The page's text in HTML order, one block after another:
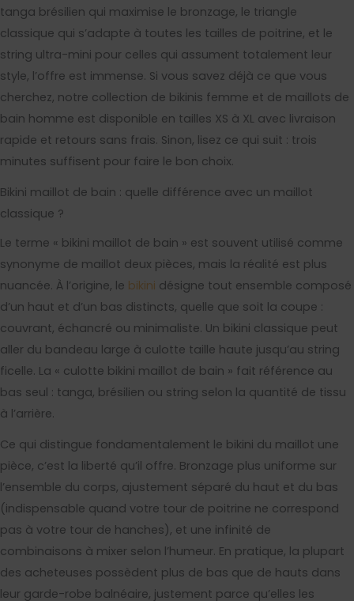
tanga brésilien qui maximise le bronzage, le triangle
classique qui s’adapte à toutes les tailles de poitrine, et le
string ultra-mini pour celles qui assument totalement leur
style, l’offre est immense. Si vous savez déjà ce que vous
cherchez, notre collection de bikinis femme et de maillots de
bain homme est disponible en tailles XS à XL avec livraison
rapide et retours sans frais. Sinon, lisez ce qui suit : trois
minutes suffisent pour faire le bon choix.
Bikini maillot de bain : quelle différence avec un maillot
classique ?
Le terme « bikini maillot de bain » est souvent utilisé comme
synonyme de maillot deux pièces, mais la réalité est plus
nuancée. À l’origine, le bikini désigne tout ensemble composé
d’un haut et d’un bas distincts, quelle que soit la coupe :
couvrant, échancré ou minimaliste. Un bikini classique peut
aller du bandeau large à culotte taille haute jusqu’au string
ficelle. La « culotte bikini maillot de bain » fait référence au
bas seul : tanga, brésilien ou string selon la quantité de tissu
à l’arrière.
Ce qui distingue fondamentalement le bikini du maillot une
pièce, c’est la liberté qu’il offre. Bronzage plus uniforme sur
l’ensemble du corps, ajustement séparé du haut et du bas
(indispensable quand votre tour de poitrine ne correspond
pas à votre tour de hanches), et une infinité de
combinaisons à mixer selon l’humeur. En pratique, la plupart
des acheteuses possèdent plus de bas que de hauts dans
leur garde-robe balnéaire, justement parce qu’elles les